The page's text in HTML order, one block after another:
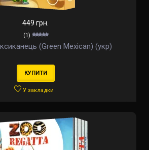
449 грн.
(1)
(Green Mexican) (укр)
КУПИТИ
У закладки